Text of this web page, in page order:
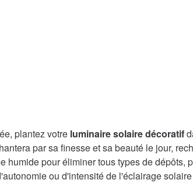
plantez votre luminaire solaire décoratif
par sa finesse et sa beauté le jour,
pour éliminer tous types de dépôts,
ou d'intensité de l'éclairage